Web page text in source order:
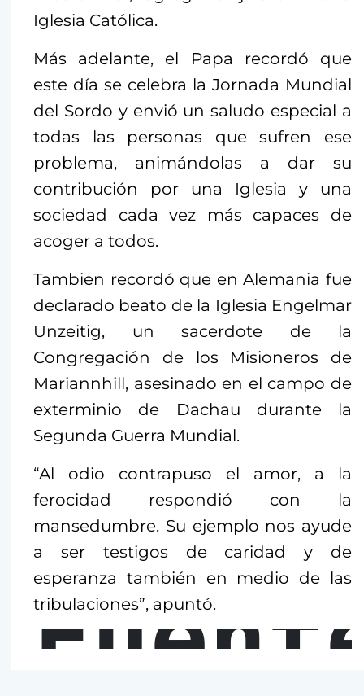
Iglesia Católica.
Más adelante, el Papa recordó que
este día se celebra la Jornada Mundial
del Sordo y envió un saludo especial a
todas las personas que sufren ese
problema, animándolas a dar su
contribución por una Iglesia y una
sociedad cada vez más capaces de
acoger a todos.
Tambien recordó que en Alemania fue
declarado beato de la Iglesia Engelmar
Unzeitig, un sacerdote de la
Congregación de los Misioneros de
Mariannhill, asesinado en el campo de
exterminio de Dachau durante la
Segunda Guerra Mundial.
“Al odio contrapuso el amor, a la
ferocidad respondió con la
mansedumbre. Su ejemplo nos ayude
a ser testigos de caridad y de
esperanza también en medio de las
tribulaciones”, apuntó.